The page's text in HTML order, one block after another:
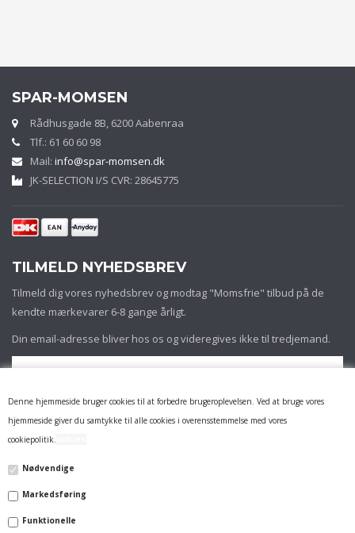
Denne hjemmeside bruger cookies til at forbedre brugeroplevelsen. Ved at bruge vores
hjemmeside giver du samtykke til alle cookies i overensstemmelse med vores
cookiepolitik.
Nødvendige
Markedsføring
Funktionelle
SPAR-MOMSEN
Rådhusgade 8B, 6200 Aabenraa
Tlf.: 61 60 60 98
Mail: info@spar-momsen.dk
JK-SELECTION I/S CVR: 28645775
TILMELD NYHEDSBREV
Tilmeld dig vores nyhedsbrev og modtag "Momsfrie" tilbud på de
kendte mærkevarer 6-8 gange årligt.
Din email-adresse bliver hos os og videregives ikke til tredjemand.
INFORMATION